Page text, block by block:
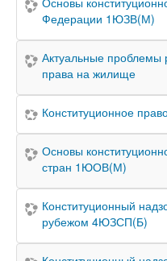
Федерации 1ЮЗВ(М)
Актуальные проблемы
права на жилище
Конституционное
Основы
стран 1ЮОВ(М)
Конституционный
рубежом 4ЮЗСП(Б)